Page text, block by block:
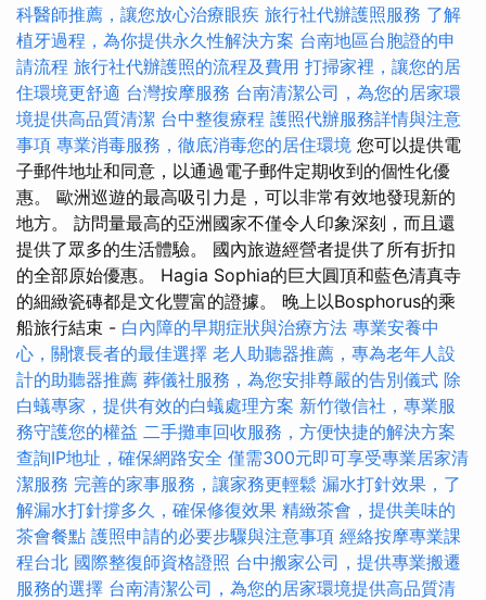
科醫師推薦，讓您放心治療眼疾 旅行社代辦護照服務 了解
植牙過程，為你提供永久性解決方案 台南地區台胞證的申
請流程 旅行社代辦護照的流程及費用 打掃家裡，讓您的居
住環境更舒適 台灣按摩服務 台南清潔公司，為您的居家環
境提供高品質清潔 台中整復療程 護照代辦服務詳情與注意
事項 專業消毒服務，徹底消毒您的居住環境 您可以提供電
子郵件地址和同意，以通過電子郵件定期收到的個性化優
惠。 歐洲巡遊的最高吸引力是，可以非常有效地發現新的
地方。 訪問量最高的亞洲國家不僅令人印象深刻，而且還
提供了眾多的生活體驗。 國內旅遊經營者提供了所有折扣
的全部原始優惠。 Hagia Sophia的巨大圓頂和藍色清真寺
的細緻瓷磚都是文化豐富的證據。 晚上以Bosphorus的乘
船旅行結束 - 白內障的早期症狀與治療方法 專業安養中
心，關懷長者的最佳選擇 老人助聽器推薦，專為老年人設
計的助聽器推薦 葬儀社服務，為您安排尊嚴的告別儀式 除
白蟻專家，提供有效的白蟻處理方案 新竹徵信社，專業服
務守護您的權益 二手攤車回收服務，方便快捷的解決方案
查詢IP地址，確保網路安全 僅需300元即可享受專業居家清
潔服務 完善的家事服務，讓家務更輕鬆 漏水打針效果，了
解漏水打針撐多久，確保修復效果 精緻茶會，提供美味的
茶會餐點 護照申請的必要步驟與注意事項 經絡按摩專業課
程台北 國際整復師資格證照 台中搬家公司，提供專業搬遷
服務的選擇 台南清潔公司，為您的居家環境提供高品質清